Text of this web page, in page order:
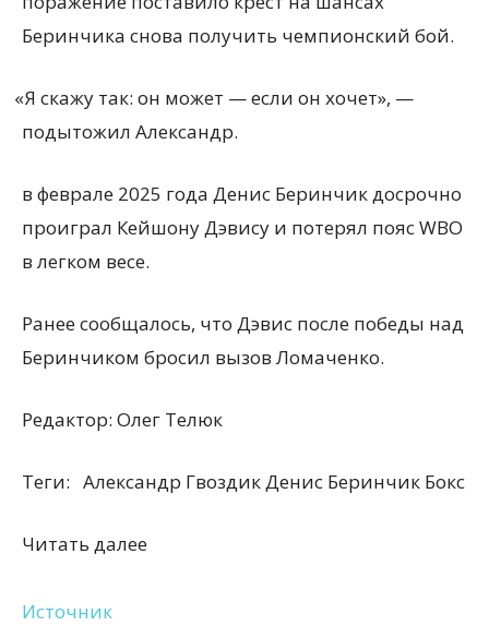
Беринчика снова получить чемпионский бой.
«Я скажу так: он может — если он хочет», —
подытожил Александр.
в феврале 2025 года Денис Беринчик досрочно
проиграл Кейшону Дэвису и потерял пояс WBO
в легком весе.
Ранее сообщалось, что Дэвис после победы над
Беринчиком бросил вызов Ломаченко.
Редактор: Олег Телюк
Теги: Александр Гвоздик Денис Беринчик Бокс
Читать далее
Источник